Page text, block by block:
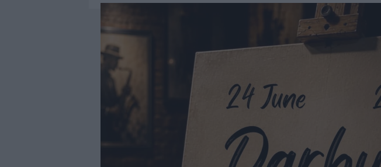
GALLURA, FINTI CLIENTI SVUOTANO LE SUITE: FURTO DA 50MILA NEL RESORT